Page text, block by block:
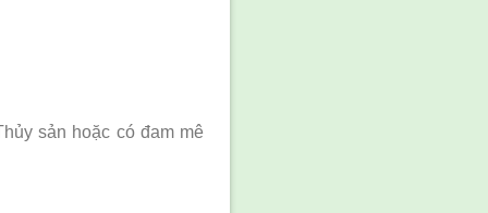
sản hoặc có đam mê